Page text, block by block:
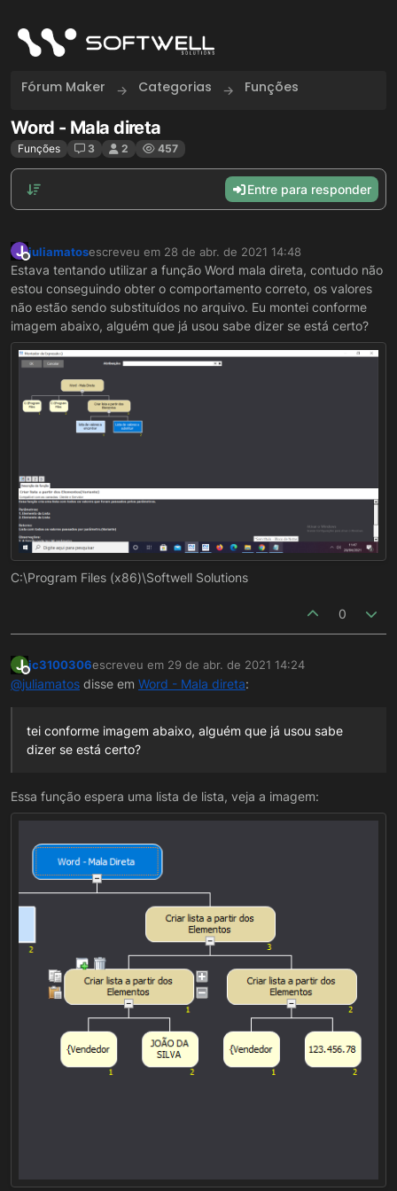
Fórum Maker Categorias Funções
Word - Mala direta
Funções 3 2 457
Entre para responder
J
Offline
juliamatosescreveu em 28 de abr. de 2021 14:48
última edição por
Estava tentando utilizar a função Word mala direta, contudo não
estou conseguindo obter o comportamento correto, os valores
não estão sendo substituídos no arquivo. Eu montei conforme
imagem abaixo, alguém que já usou sabe dizer se está certo?
C:\Program Files (x86)\Softwell Solutions
0
J
Offline
jc3100306escreveu em 29 de abr. de 2021 14:24
última edição por
@juliamatos disse em Word - Mala direta:
tei conforme imagem abaixo, alguém que já usou sabe
dizer se está certo?
Essa função espera uma lista de lista, veja a imagem: